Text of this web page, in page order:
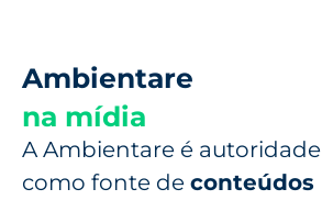
Ambientare
na mídia
A Ambientare é autoridade
como fonte de conteúdos